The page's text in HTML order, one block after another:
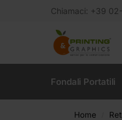
Chiamaci: +39
Fondali Portatili
Home